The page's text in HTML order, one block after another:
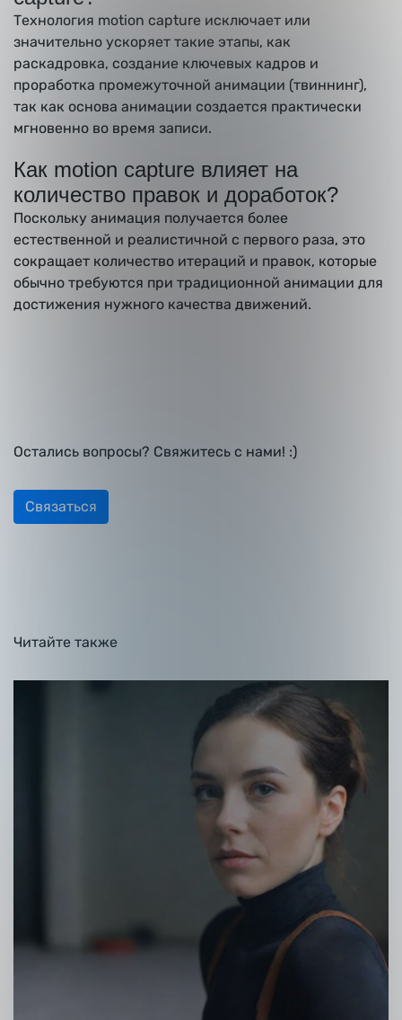
Технология motion capture исключает или
значительно ускоряет такие этапы, как
раскадровка, создание ключевых кадров и
проработка промежуточной анимации (твиннинг),
так как основа анимации создается практически
мгновенно во время записи.
Как motion capture влияет на
количество правок и доработок?
Поскольку анимация получается более
естественной и реалистичной с первого раза, это
сокращает количество итераций и правок, которые
обычно требуются при традиционной анимации для
достижения нужного качества движений.
Остались вопросы? Свяжитесь с нами! :)
Связаться
Читайте также